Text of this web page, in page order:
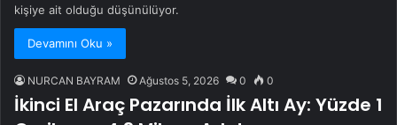
kişiye ait olduğu düşünülüyor.
Devamını Oku »
NURCAN BAYRAM Ağustos 5, 2026 0 0
İkinci El Araç Pazarında İlk Altı Ay: Yüzde 1